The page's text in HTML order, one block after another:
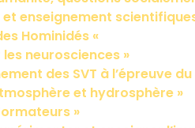
et enseignement
Hominidés «
les neurosciences »
des SVT à l’épreuve
et hydrosphère »
»